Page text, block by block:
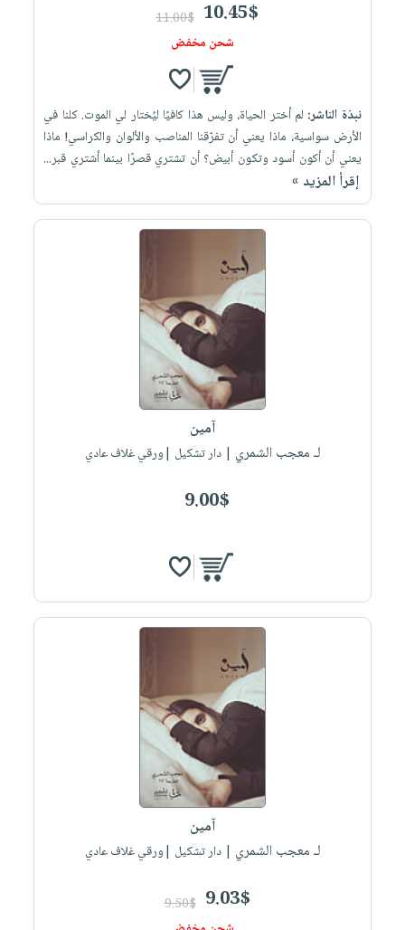
10.45$
11.00$
شحن مخفض
نبذة الناشر: لم أختر الحياة، وليس هذا كافيًا ليُختار لي الموت. كلنا في
الأرض سواسية، ماذا يعني أن تفرّقنا المناصب والألوان والكراسي! ماذا
يعني أن أكون أسود وتكون أبيض؟ أن تشتري قصرًا بينما أشتري قبر...
إقرأ المزيد »
آمين
لـ معجب الشمري | دار تشكيل |ورقي غلاف عادي
9.00$
آمين
لـ معجب الشمري | دار تشكيل |ورقي غلاف عادي
9.03$
9.50$